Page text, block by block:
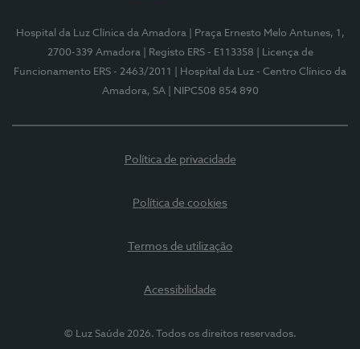
Hospital da Luz Clínica da Amadora
| Praça Ernesto Melo Antunes, 1,
2700-339 Amadora
| Registo ERS - E113358
| Licença de
Funcionamento ERS - 2463/2011
| Hospital da Luz - Centro Clínico da
Amadora, SA
| NIPC508 854 890
Política de privacidade
Política de cookies
Termos de utilização
Acessibilidade
© Luz Saúde 2026. Todos os direitos reservados.